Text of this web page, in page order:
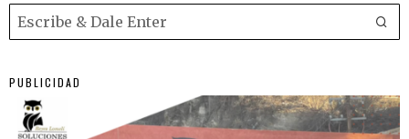
PUBLICIDAD